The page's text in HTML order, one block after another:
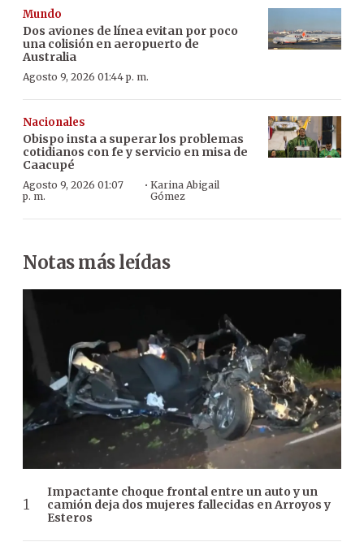
Mundo
Dos aviones de línea evitan por poco
una colisión en aeropuerto de
Australia
Agosto 9, 2026 01:44 p. m.
Nacionales
Obispo insta a superar los problemas
cotidianos con fe y servicio en misa de
Caacupé
Agosto 9, 2026 01:07
p. m.
·Karina Abigail
Gómez
Notas más leídas
Impactante choque frontal entre un auto y un
camión deja dos mujeres fallecidas en Arroyos y
Esteros